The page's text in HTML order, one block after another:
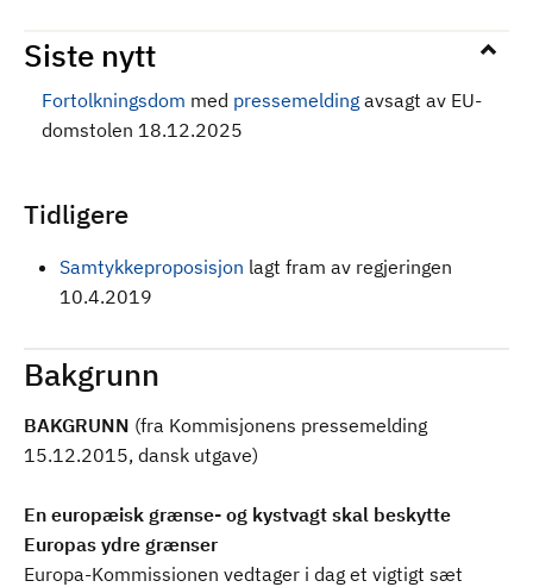
Siste nytt
Fortolkningsdom med pressemelding avsagt av EU-
domstolen 18.12.2025
Tidligere
Samtykkeproposisjon lagt fram av regjeringen
10.4.2019
Bakgrunn
BAKGRUNN (fra Kommisjonens pressemelding
15.12.2015, dansk utgave)
En europæisk grænse- og kystvagt skal beskytte
Europas ydre grænser
Europa-Kommissionen vedtager i dag et vigtigt sæt